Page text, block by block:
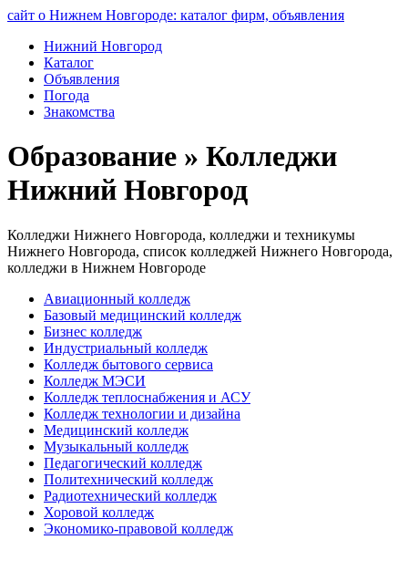
сайт о Нижнем Новгороде: каталог фирм, объявления
Нижний Новгород
Каталог
Объявления
Погода
Знакомства
Образование » Колледжи
Нижний Новгород
Колледжи Нижнего Новгорода, колледжи и техникумы
Нижнего Новгорода, список колледжей Нижнего Новгорода,
колледжи в Нижнем Новгороде
Авиационный колледж
Базовый медицинский колледж
Бизнес колледж
Индустриальный колледж
Колледж бытового сервиса
Колледж МЭСИ
Колледж теплоснабжения и АСУ
Колледж технологии и дизайна
Медицинский колледж
Музыкальный колледж
Педагогический колледж
Политехнический колледж
Радиотехнический колледж
Хоровой колледж
Экономико-правовой колледж